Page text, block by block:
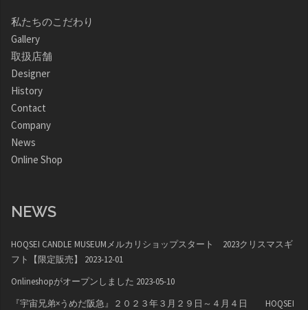
私たちのこだわり
Gallery
取扱店舗
Designer
History
Contact
Company
News
Online Shop
NEWS
HOQSEI CANDLE MUSEUMメルカリショップスタート 2023クリスマスギ
フト【限定販売】
2023-12-01
Onlineshopがオープンしました 2023-05-10
『宇宙兄弟×うめだ阪急』２０２３年３月２９日～４月４日 HOQSEI